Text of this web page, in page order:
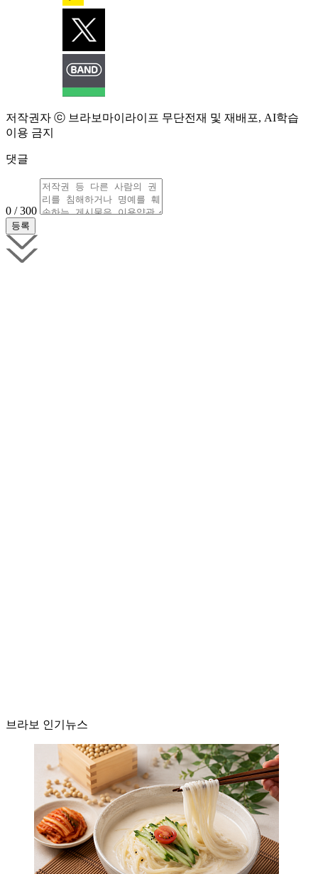
저작권자 ⓒ 브라보마이라이프 무단전재 및 재배포, AI학습
이용 금지
댓글
0 / 300
브라보 인기뉴스